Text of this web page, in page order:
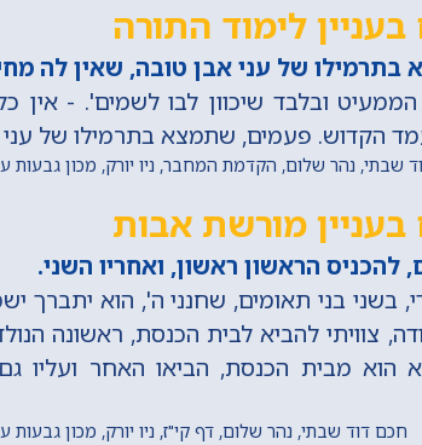
לימוד התורה
של עני אבן טובה, שאין לה
ובלבד שיכוון לבו לשמים'. - אין
הקדוש. פעמים, שתמצא בתרמילו של עני
נהר שלום, הקדמת המחבר, ניו יורק, מכון גבעות עולם, תשס"ה (2005)
מורשת אבות
הראשון ראשון, ואחריו השני.
בני תאומים, שחנני ה', הוא יתברך
צוויתי להביא לבית הכנסת, ראשונה
הוא מבית הכנסת, הביאו האחר ועליו
חכם דוד שבתי, נהר שלום, דף קי"ז, ניו יורק, מכון גבעות עולם, תשס"ה